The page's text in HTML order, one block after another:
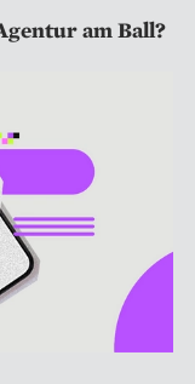
am Ball?